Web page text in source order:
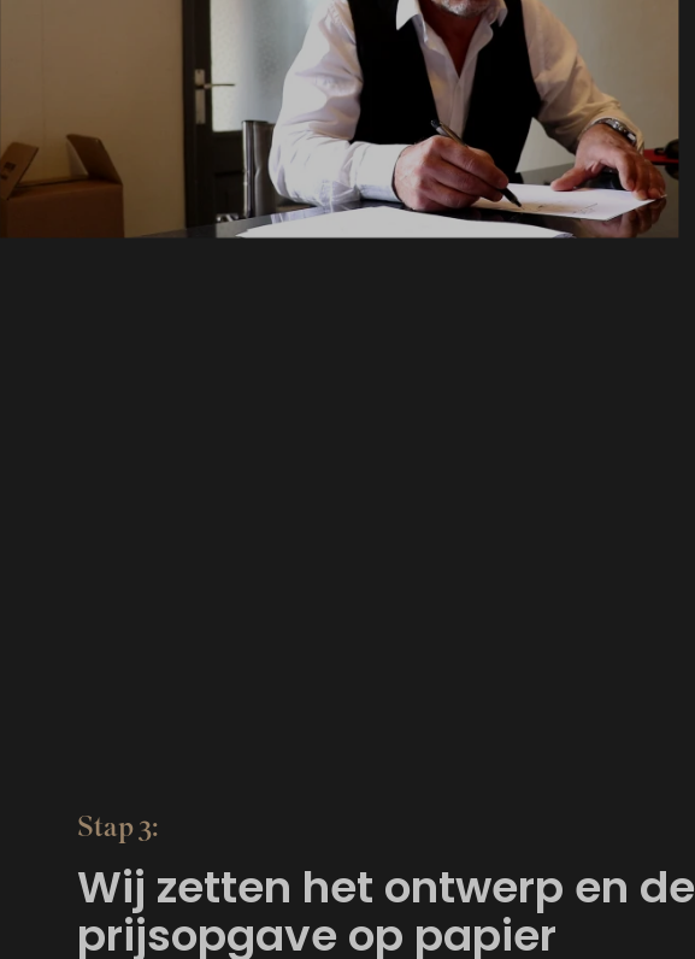
Stap 3:
Wij zetten het ontwerp en de
prijsopgave op papier